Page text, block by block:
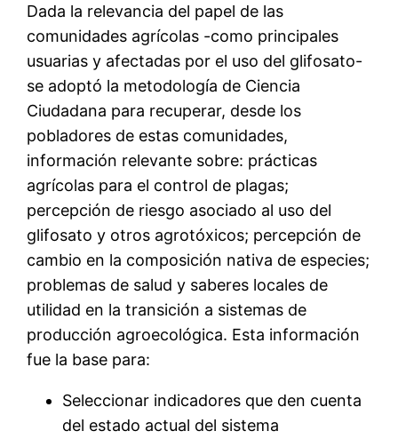
Dada la relevancia del papel de las
comunidades agrícolas -como principales
usuarias y afectadas por el uso del glifosato-
se adoptó la metodología de Ciencia
Ciudadana para recuperar, desde los
pobladores de estas comunidades,
información relevante sobre: prácticas
agrícolas para el control de plagas;
percepción de riesgo asociado al uso del
glifosato y otros agrotóxicos; percepción de
cambio en la composición nativa de especies;
problemas de salud y saberes locales de
utilidad en la transición a sistemas de
producción agroecológica. Esta información
fue la base para:
Seleccionar indicadores que den cuenta
del estado actual del sistema